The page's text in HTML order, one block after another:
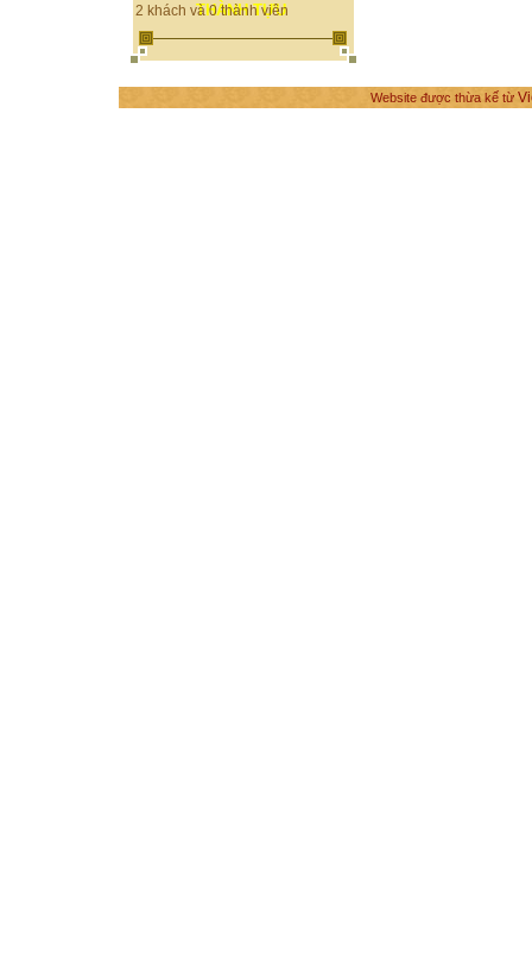
THÀNH TỰU
2 khách và 0 thành viên
Website được thừa kế từ